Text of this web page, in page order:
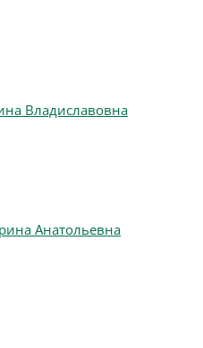
Владиславовна
Анатольевна